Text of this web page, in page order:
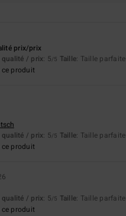
prix/prix
qualité / prix: 5/5 Taille: Taille parfaite
produit
qualité / prix: 5/5 Taille: Taille parfaite
produit
qualité / prix: 5/5 Taille: Taille parfaite
produit